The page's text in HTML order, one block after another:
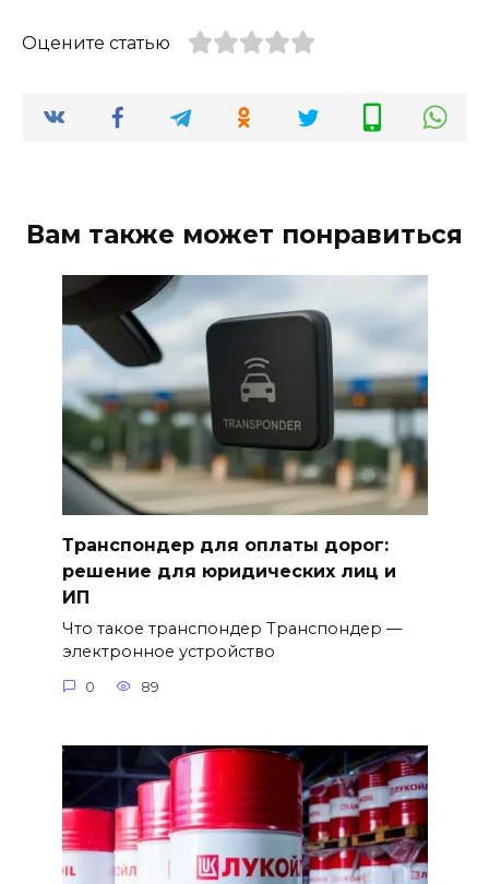
Оцените статью
Вам также может понравиться
Транспондер для оплаты дорог:
решение для юридических лиц и
ИП
Что такое транспондер Транспондер —
электронное устройство
0 89